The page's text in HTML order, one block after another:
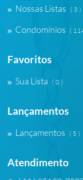
Nossas Listas ( 3 )
Condomínios (
Favoritos
Sua Lista ( 0 )
Lançamentos
Lançamentos ( 5 )
Atendimento